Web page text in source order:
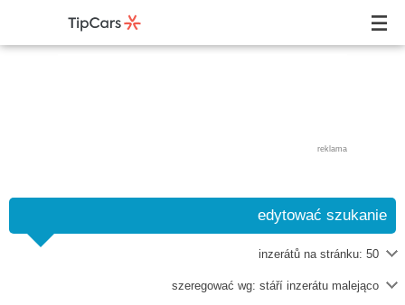
reklama
edytować szukanie
inzerátů na stránku: 50
szeregować wg: stáří inzerátu malejąco